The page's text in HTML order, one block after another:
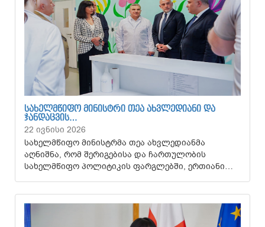
ᲡᲐᲮᲔᲚᲛᲬᲘᲤᲝ ᲛᲘᲜᲘᲡᲢᲠᲘ ᲗᲔᲐ ᲐᲮᲕᲚᲔᲓᲘᲐᲜᲘ ᲓᲐ
ᲯᲐᲜᲓᲐᲪᲕᲘᲡ…
22 ივნისი 2026
სახელმწიფო მინისტრმა თეა ახვლედიანმა
აღნიშნა, რომ შერიგებისა და ჩართულობის
სახელმწიფო პოლიტიკის ფარგლებში, ერთიანი…